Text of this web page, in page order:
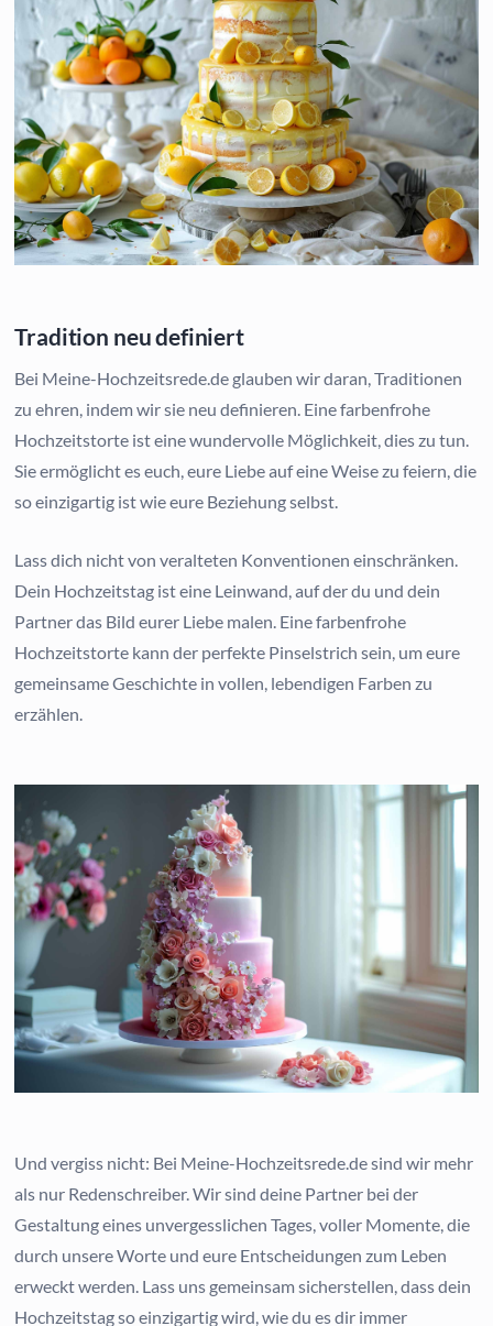
Tradition neu definiert
Bei Meine-Hochzeitsrede.de glauben wir daran, Traditionen
zu ehren, indem wir sie neu definieren. Eine farbenfrohe
Hochzeitstorte ist eine wundervolle Möglichkeit, dies zu tun.
Sie ermöglicht es euch, eure Liebe auf eine Weise zu feiern, die
so einzigartig ist wie eure Beziehung selbst.
Lass dich nicht von veralteten Konventionen einschränken.
Dein Hochzeitstag ist eine Leinwand, auf der du und dein
Partner das Bild eurer Liebe malen. Eine farbenfrohe
Hochzeitstorte kann der perfekte Pinselstrich sein, um eure
gemeinsame Geschichte in vollen, lebendigen Farben zu
erzählen.
Und vergiss nicht: Bei Meine-Hochzeitsrede.de sind wir mehr
als nur Redenschreiber. Wir sind deine Partner bei der
Gestaltung eines unvergesslichen Tages, voller Momente, die
durch unsere Worte und eure Entscheidungen zum Leben
erweckt werden. Lass uns gemeinsam sicherstellen, dass dein
Hochzeitstag so einzigartig wird, wie du es dir immer